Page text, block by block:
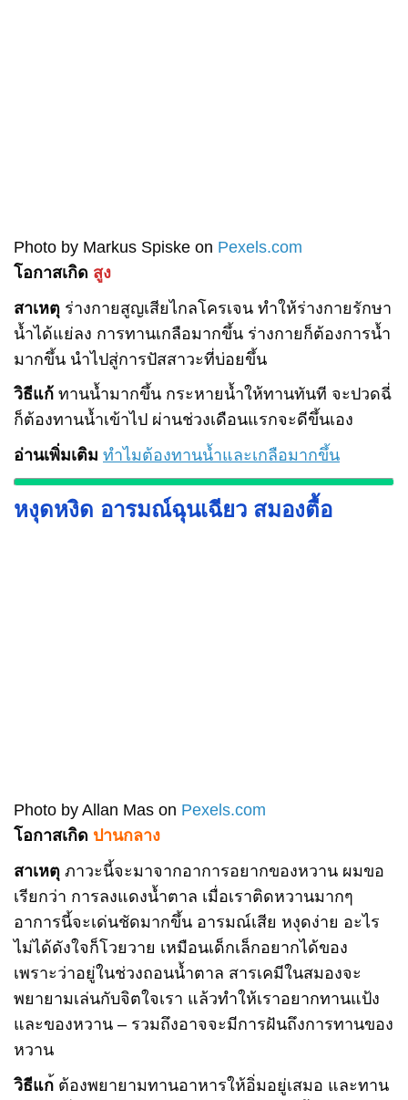
Photo by Markus Spiske on Pexels.com
โอกาสเกิด สูง
สาเหตุ ร่างกายสูญเสียไกลโครเจน ทำให้ร่างกายรักษา
น้ำได้แย่ลง การทานเกลือมากขึ้น ร่างกายก็ต้องการน้ำ
มากขึ้น นำไปสู่การปัสสาวะที่บ่อยขึ้น
วิธีแก้ ทานน้ำมากขึ้น กระหายน้ำให้ทานทันที จะปวดฉี่
ก็ต้องทานน้ำเข้าไป ผ่านช่วงเดือนแรกจะดีขึ้นเอง
อ่านเพิ่มเติม ทำไมต้องทานน้ำและเกลือมากขึ้น
หงุดหงิด อารมณ์ฉุนเฉียว สมองตื้อ
Photo by Allan Mas on Pexels.com
โอกาสเกิด ปานกลาง
สาเหตุ ภาวะนี้จะมาจากอาการอยากของหวาน ผมขอ
เรียกว่า การลงแดงน้ำตาล เมื่อเราติดหวานมากๆ
อาการนี้จะเด่นชัดมากขึ้น อารมณ์เสีย หงุดง่าย อะไร
ไม่ได้ดังใจก็โวยวาย เหมือนเด็กเล็กอยากได้ของ
เพราะว่าอยู่ในช่วงถอนน้ำตาล สารเคมีในสมองจะ
พยายามเล่นกับจิตใจเรา แล้วทำให้เราอยากทานแป้ง
และของหวาน – รวมถึงอาจจะมีการฝันถึงการทานของ
หวาน
วิธีแก ้ ต้องพยายามทานอาหารให้อิ่มอยู่เสมอ และทาน